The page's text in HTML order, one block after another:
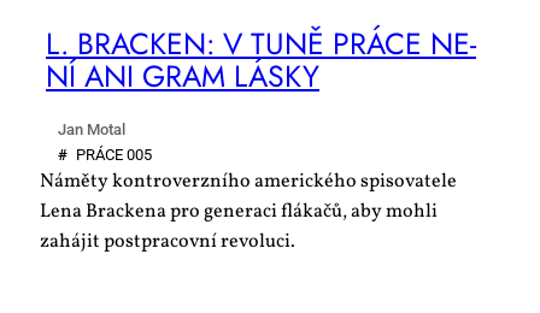
L. BRAC­KEN: V TU­NĚ PRÁ­CE NE­
NÍ ANI GRAM LÁS­KY
Jan Motal
# PRÁ­CE 005
Náměty kontroverzního amerického spisovatele
Lena Brackena pro generaci flákačů, aby mohli
zahájit postpracovní revoluci.